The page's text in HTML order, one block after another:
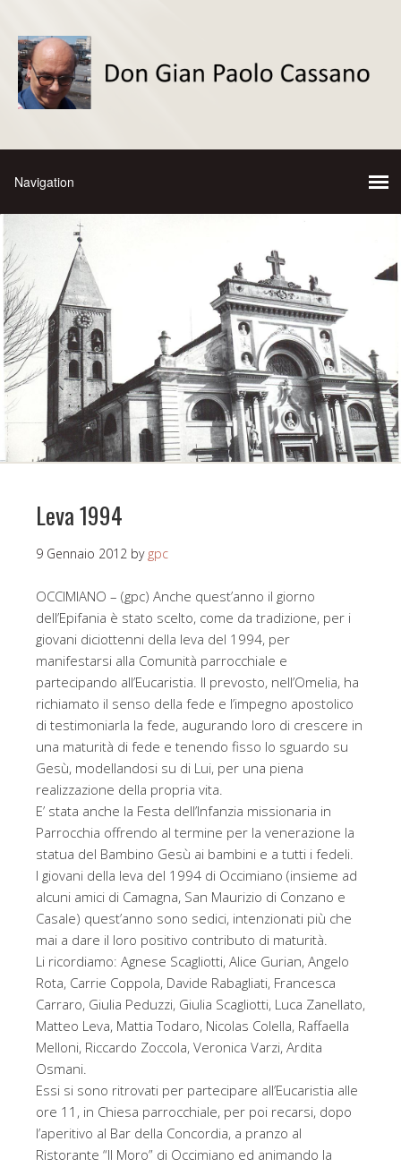
Leva 1994
9 Gennaio 2012 by gpc
OCCIMIANO – (gpc) Anche quest’anno il giorno
dell’Epifania è stato scelto, come da tradizione, per i
giovani diciottenni della leva del 1994, per
manifestarsi alla Comunità parrocchiale e
partecipando all’Eucaristia. Il prevosto, nell’Omelia, ha
richiamato il senso della fede e l’impegno apostolico
di testimoniarla la fede, augurando loro di crescere in
una maturità di fede e tenendo fisso lo sguardo su
Gesù, modellandosi su di Lui, per una piena
realizzazione della propria vita.
E’ stata anche la Festa dell’Infanzia missionaria in
Parrocchia offrendo al termine per la venerazione la
statua del Bambino Gesù ai bambini e a tutti i fedeli.
I giovani della leva del 1994 di Occimiano (insieme ad
alcuni amici di Camagna, San Maurizio di Conzano e
Casale) quest’anno sono sedici, intenzionati più che
mai a dare il loro positivo contributo di maturità.
Li ricordiamo: Agnese Scagliotti, Alice Gurian, Angelo
Rota, Carrie Coppola, Davide Rabagliati, Francesca
Carraro, Giulia Peduzzi, Giulia Scagliotti, Luca Zanellato,
Matteo Leva, Mattia Todaro, Nicolas Colella, Raffaella
Melloni, Riccardo Zoccola, Veronica Varzi, Ardita
Osmani.
Essi si sono ritrovati per partecipare all’Eucaristia alle
ore 11, in Chiesa parrocchiale, per poi recarsi, dopo
l’aperitivo al Bar della Concordia, a pranzo al
Ristorante “Il Moro” di Occimiano ed animando la